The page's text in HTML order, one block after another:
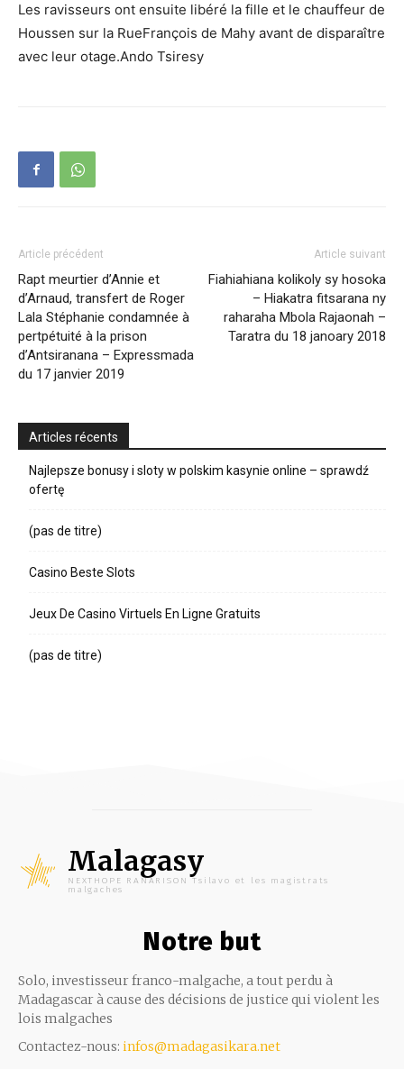
Les ravisseurs ont ensuite libéré la fille et le chauffeur de
Houssen sur la RueFrançois de Mahy avant de disparaître
avec leur otage.Ando Tsiresy
Article précédent
Rapt meurtier d’Annie et
d’Arnaud, transfert de Roger
Lala Stéphanie condamnée à
pertpétuité à la prison
d’Antsiranana – Expressmada
du 17 janvier 2019
Article suivant
Fiahiahiana kolikoly sy hosoka
– Hiakatra fitsarana ny
raharaha Mbola Rajaonah –
Taratra du 18 janoary 2018
Articles récents
Najlepsze bonusy i sloty w polskim kasynie online – sprawdź
ofertę
(pas de titre)
Casino Beste Slots
Jeux De Casino Virtuels En Ligne Gratuits
(pas de titre)
Malagasy
NEXTHOPE RANARISON Tsilavo et les magistrats
malgaches
Notre but
Solo, investisseur franco-malgache, a tout perdu à
Madagascar à cause des décisions de justice qui violent les
lois malgaches
Contactez-nous: infos@madagasikara.net